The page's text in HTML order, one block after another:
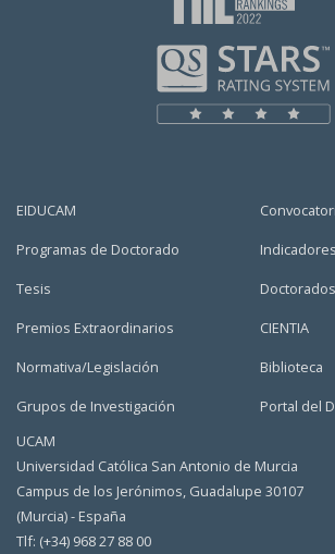
EIDUCAM
Programas de Doctorado
Tesis
Premios Extraordinarios
Normativa/Legislación
Grupos de Investigación
CIENTIA
Biblioteca
Portal del
UCAM
Universidad Católica San Antonio de Murcia
Campus de los Jerónimos, Guadalupe 30107
(Murcia) - España
Tlf: (+34) 968 27 88 00